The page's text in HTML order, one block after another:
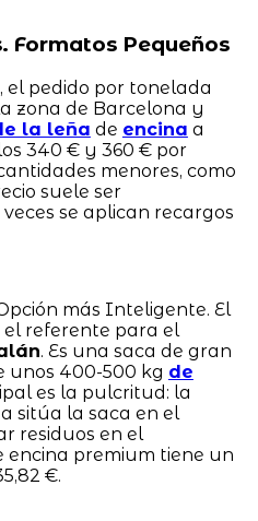
Formatos Pequeños
el pedido por tonelada
zona de Barcelona y
la leña de encina a
340 € y 360 € por
menores, como
suele ser
se aplican recargos
más Inteligente. El
el referente para el
. Es una saca de gran
unos 400-500 kg de
es la pulcritud: la
sitúa la saca en el
residuos en el
encina premium tiene un
€.